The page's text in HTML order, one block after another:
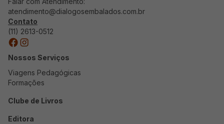
atendimento@dialogosembalados.com.br
Contato
(11) 2613-0512
Nossos Serviços
Viagens Pedagógicas
Formações
Clube de Livros
Editora